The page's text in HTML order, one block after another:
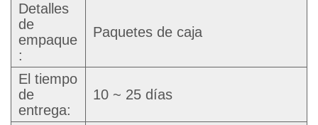
Detalles
de
empaque
:
Paquetes de caja
El tiempo
de
entrega:
10 ~ 25 días